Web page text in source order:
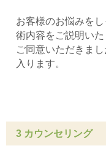
お客様のお悩みを
術内容をご説明いた
ご同意いただきま
入ります。
3 カウンセリング